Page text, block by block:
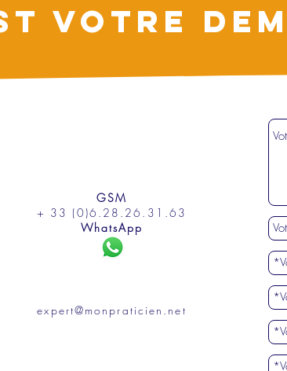
VOTRE
GSM
+ 33 (0)6.28.26.31.63
WhatsApp
expert@monpraticien.net